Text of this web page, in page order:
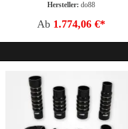
Hersteller:do88
Ab 1.774,06 €*